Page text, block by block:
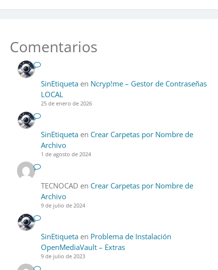
Comentarios
SinEtiquetaen Ncryp!me – Gestor de Contraseñas
LOCAL
25 de enero de 2026
SinEtiquetaen Crear Carpetas por Nombre de
Archivo
1 de agosto de 2024
TECNOCAD en Crear Carpetas por Nombre de
Archivo
9 de julio de 2024
SinEtiquetaen Problema de Instalación
OpenMediaVault – Extras
9 de julio de 2023